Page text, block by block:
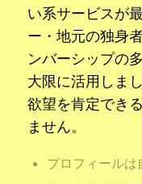
い系サービスが
ー・地元の独身
ンバーシップの
大限に活用しま
欲望を肯定でき
ません。
プロフィール